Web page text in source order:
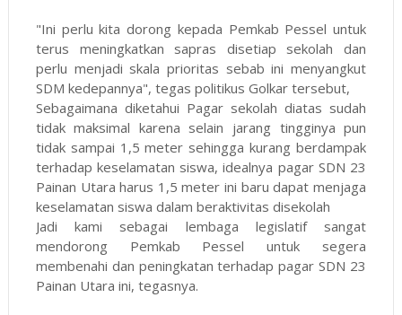
"Ini perlu kita dorong kepada Pemkab Pessel untuk
terus meningkatkan sapras disetiap sekolah dan
perlu menjadi skala prioritas sebab ini menyangkut
SDM kedepannya", tegas politikus Golkar tersebut,
Sebagaimana diketahui Pagar sekolah diatas sudah
tidak maksimal karena selain jarang tingginya pun
tidak sampai 1,5 meter sehingga kurang berdampak
terhadap keselamatan siswa, idealnya pagar SDN 23
Painan Utara harus 1,5 meter ini baru dapat menjaga
keselamatan siswa dalam beraktivitas disekolah
Jadi kami sebagai lembaga legislatif sangat
mendorong Pemkab Pessel untuk segera
membenahi dan peningkatan terhadap pagar SDN 23
Painan Utara ini, tegasnya.